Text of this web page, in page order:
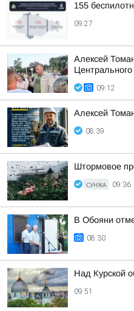
155
09:27
Алексей
09:12
Алексей
08:39
Штормовое
СУНЖА 09:36
В Обояни
08:30
Над Курской
09:51